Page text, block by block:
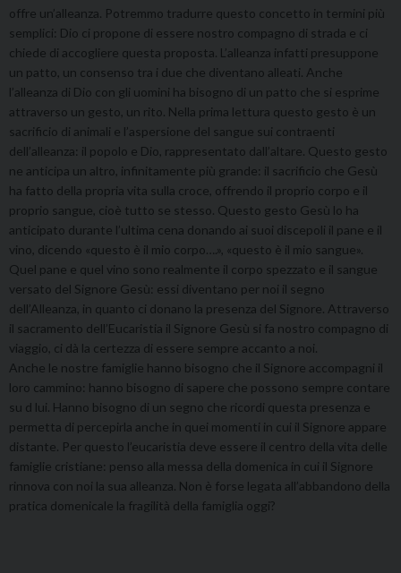
offre un’alleanza. Potremmo tradurre questo concetto in termini più
semplici: Dio ci propone di essere nostro compagno di strada e ci
chiede di accogliere questa proposta. L’alleanza infatti presuppone
un patto, un consenso tra i due che diventano alleati. Anche
l’alleanza di Dio con gli uomini ha bisogno di un patto che si esprime
attraverso un gesto, un rito. Nella prima lettura questo gesto è un
sacrificio di animali e l’aspersione del sangue sui contraenti
dell’alleanza: il popolo e Dio, rappresentato dall’altare. Questo gesto
ne anticipa un altro, infinitamente più grande: il sacrificio che Gesù
ha fatto della propria vita sulla croce, offrendo il proprio corpo e il
proprio sangue, cioè tutto se stesso. Questo gesto Gesù lo ha
anticipato durante l’ultima cena donando ai suoi discepoli il pane e il
vino, dicendo «questo è il mio corpo….», «questo è il mio sangue».
Quel pane e quel vino sono realmente il corpo spezzato e il sangue
versato del Signore Gesù: essi diventano per noi il segno
dell’Alleanza, in quanto ci donano la presenza del Signore. Attraverso
il sacramento dell’Eucaristia il Signore Gesù si fa nostro compagno di
viaggio, ci dà la certezza di essere sempre accanto a noi.
Anche le nostre famiglie hanno bisogno che il Signore accompagni il
loro cammino: hanno bisogno di sapere che possono sempre contare
su d lui. Hanno bisogno di un segno che ricordi questa presenza e
permetta di percepirla anche in quei momenti in cui il Signore appare
distante. Per questo l’eucaristia deve essere il centro della vita delle
famiglie cristiane: penso alla messa della domenica in cui il Signore
rinnova con noi la sua alleanza. Non è forse legata all’abbandono della
pratica domenicale la fragilità della famiglia oggi?